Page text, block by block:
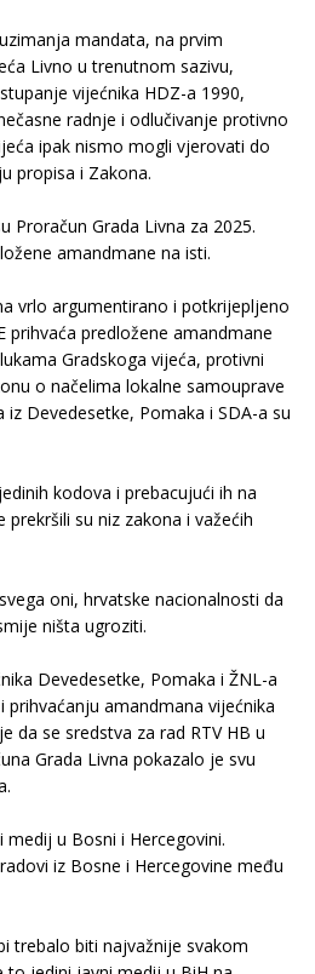
mandata, na prvim
Livno u trenutnom sazivu,
vijećnika HDZ-a 1990,
radnje i odlučivanje protivno
ipak nismo mogli vjerovati do
propisa i Zakona.
Proračun Grada Livna za 2025.
amandmane na isti.
vrlo argumentirano i potkrijepljeno
prihvaća predložene amandmane
Gradskoga vijeća, protivni
o načelima lokalne samouprave
Devedesetke, Pomaka i SDA-a su
kodova i prebacujući ih na
su niz zakona i važećih
oni, hrvatske nacionalnosti da
ništa ugroziti.
Devedesetke, Pomaka i ŽNL-a
amandmana vijećnika
da se sredstva za rad RTV HB u
Grada Livna pokazalo je svu
u Bosni i Hercegovini.
iz Bosne i Hercegovine među
trebalo biti najvažnije svakom